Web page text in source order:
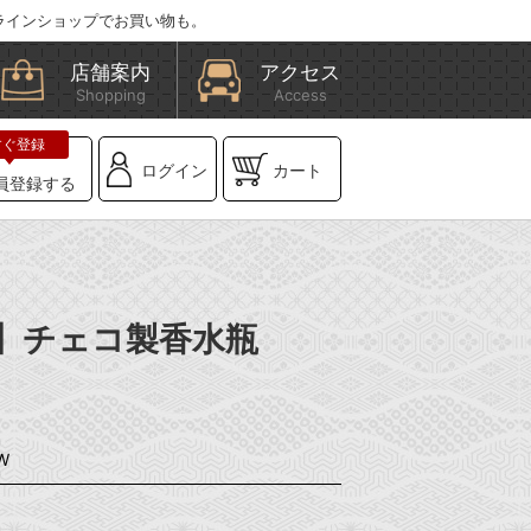
ンショップでお買い物も。
店舗案内
Shopping
アクセス
Access
登録する
ログイン カート
チェコ製香水瓶